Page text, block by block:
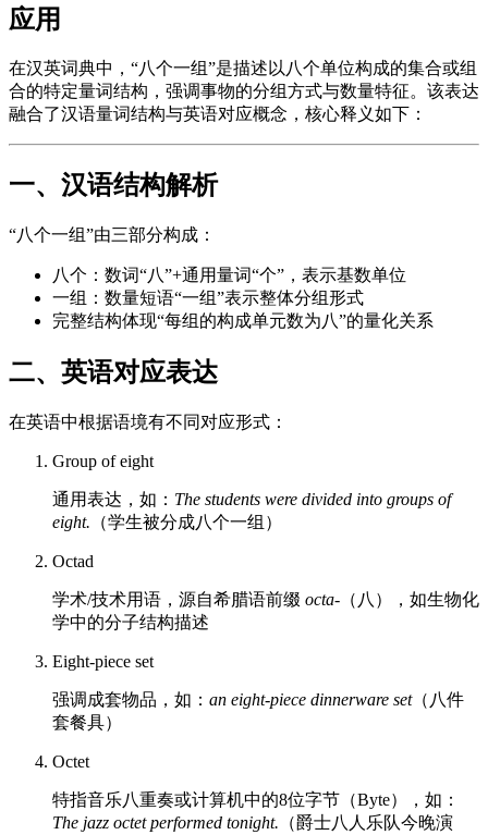
应用
在汉英词典中，“八个一组”是描述以八个单位构成的集合或组
合的特定量词结构，强调事物的分组方式与数量特征。该表达
融合了汉语量词结构与英语对应概念，核心释义如下：
一、汉语结构解析
“八个一组”由三部分构成：
八个：数词“八”+通用量词“个”，表示基数单位
一组：数量短语“一组”表示整体分组形式
完整结构体现“每组的构成单元数为八”的量化关系
二、英语对应表达
在英语中根据语境有不同对应形式：
Group of eight
通用表达，如： The students were divided into groups of
eight. （学生被分成八个一组）
Octad
学术/技术用语，源自希腊语前缀 octa- （八），如生物化
学中的分子结构描述
Eight-piece set
强调成套物品，如： an eight-piece dinnerware set（八件
套餐具）
Octet
特指音乐八重奏或计算机中的8位字节（Byte），如：
The jazz octet performed tonight. （爵士八人乐队今晚演